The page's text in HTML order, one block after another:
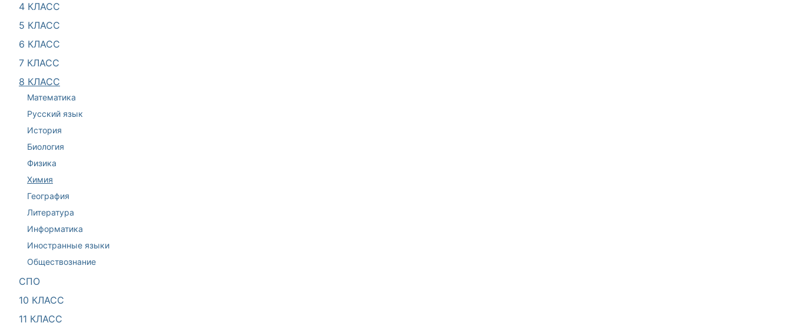
4 КЛАСС
5 КЛАСС
6 КЛАСС
7 КЛАСС
8 КЛАСС
Математика
Русский язык
История
Биология
Физика
Химия
География
Литература
Информатика
Иностранные языки
Обществознание
СПО
10 КЛАСС
11 КЛАСС